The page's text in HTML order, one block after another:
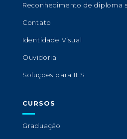
Reconhecimento de diploma
Contato
Identidade Visual
Ouvidoria
Soluções para IES
CURSOS
Graduação